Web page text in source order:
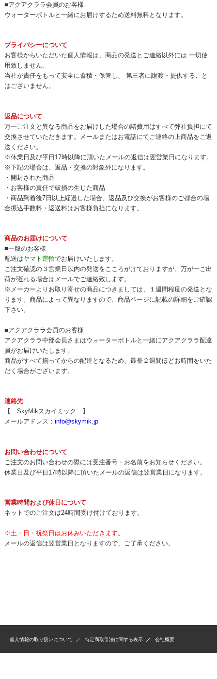
■アクアクララ会員のお客様
ウォーターボトルと一緒にお届けするため送料無料となります。
プライバシーについて
お客様からいただいた個人情報は、商品の発送とご連絡以外には 一切使
用致しません。
当社が責任をもって安全に蓄積・保管し、 第三者に譲渡・提供すること
はございません。
返品について
万一ご注文と異なる商品をお届けした場合の諸費用はすべて弊社負担にて
交換させていただきます。メールまたはお電話にてご連絡の上商品をご返
送ください。
※休業日及び平日17時以降に頂いたメールの返信は翌営業日になります。
※下記の場合は、返品・交換の対象外になります。
・開封された商品
・お客様の責任で破損の生じた商品
・商品到着後7日以上経過した場合、返品及び交換がお客様のご都合の場
合振込手数料・返送料はお客様負担になります。
商品のお届けについて
■一般のお客様
配送はヤマト運輸でお届けいたします。
ご注文確認の３営業日以内の発送をこころがけておりますが、万が一ご出
荷が遅れる場合はメールでご連絡致します。
※メーカーよりお取り寄せの商品につきましては、１週間程度の発送とな
ります。商品によって異なりますので、商品ページに記載の詳細をご確認
下さい。
■アクアクララ会員のお客様
アクアクララ中部会員さまはウォーターボトルと一緒にアクアクララ配達
員がお届けいたします。
商品がすべて揃ってからの配達となるため、最長２週間ほどお時間をいた
だく場合がございます。
連絡先
【 SkyMikスカイミック 】
メールアドレス： info@skymik.jp
お問い合わせについて
ご注文のお問い合わせの際には受注番号・お名前をお知らせください。
休業日及び平日17時以降に頂いたメールの返信は翌営業日になります。
営業時間および休日について
ネットでのご注文は24時間受け付けております。
※土・日・祝祭日はお休みいただきます。
メールの返信は翌営業日となりますので、ご了承ください。
個人情報の取り扱いについて 特定商取引法に関する表示 会社概要